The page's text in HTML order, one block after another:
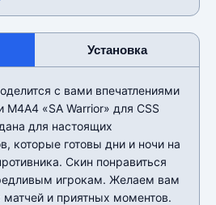
Установка
с вами впечатлениями
М4А4 «SA Warrior» для CSS
для настоящих
которые готовы дни и ночи на
Скин понравиться
игрокам. Желаем вам
и приятных моментов.